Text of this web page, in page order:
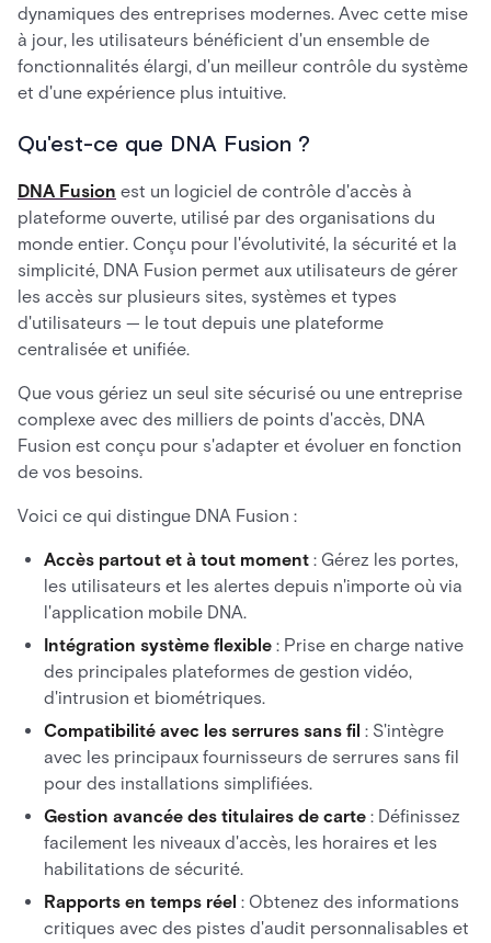
dynamiques des entreprises modernes. Avec cette mise
à jour, les utilisateurs bénéficient d'un ensemble de
fonctionnalités élargi, d'un meilleur contrôle du système
et d'une expérience plus intuitive.
Qu'est-ce que DNA Fusion ?
DNA Fusion est un logiciel de contrôle d'accès à
plateforme ouverte, utilisé par des organisations du
monde entier. Conçu pour l'évolutivité, la sécurité et la
simplicité, DNA Fusion permet aux utilisateurs de gérer
les accès sur plusieurs sites, systèmes et types
d'utilisateurs — le tout depuis une plateforme
centralisée et unifiée.
Que vous gériez un seul site sécurisé ou une entreprise
complexe avec des milliers de points d'accès, DNA
Fusion est conçu pour s'adapter et évoluer en fonction
de vos besoins.
Voici ce qui distingue DNA Fusion :
Accès partout et à tout moment : Gérez les portes,
les utilisateurs et les alertes depuis n'importe où via
l'application mobile DNA.
Intégration système flexible : Prise en charge native
des principales plateformes de gestion vidéo,
d'intrusion et biométriques.
Compatibilité avec les serrures sans fil : S'intègre
avec les principaux fournisseurs de serrures sans fil
pour des installations simplifiées.
Gestion avancée des titulaires de carte : Définissez
facilement les niveaux d'accès, les horaires et les
habilitations de sécurité.
Rapports en temps réel : Obtenez des informations
critiques avec des pistes d'audit personnalisables et